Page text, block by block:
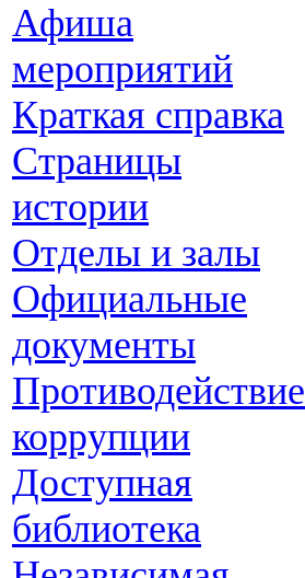
Афиша
мероприятий
Краткая справка
Страницы
истории
Отделы и залы
Официальные
документы
Противодействие
коррупции
Доступная
библиотека